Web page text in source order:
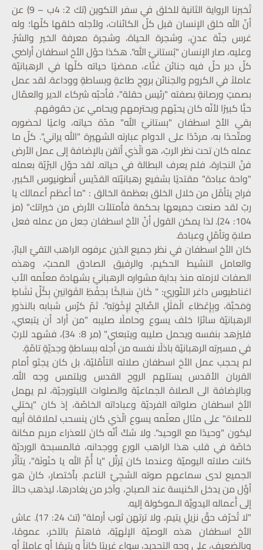
تُخبرنا الرواية الثانية للخلق في سفر التكوين (تك 2: 4ب – 9) عن
أنّ الله خلق الإنسان قبل كلّ الكائنات، ولأجله خلقها كلّها؛ وله
غرس جنّة عدنٍ، وشجرة الحياة، وشجرة معرفة الخير والشرّ.
وعليه، صار الإنسان "بُستانيّ الله". هكذا حوّل الأخ اسطفان أراضي
كلّ دير حلّ فيه جنائن غنّاء، ممضيًا حياته كلّها في الرهبانيّة
عاملاً في الكروم والجنائن بروحِ طاعةٍ وبساطةٍ ووداعة. لقد عمل
بصمتٍ ورصانةٍ بصفته "رئيس حقلة"، فأحبّه شركاء الدير والعمّال
حبًّا كبيرًا لأنّه كان يحبّهم ويحترمهم ويحامي عن حقوقهم.
بقي الأخ اسطفان "بستانيّ الله" مدّة حياته، واعيًا لحضوره
ومتّحدًا به، مردّدًا على الدوام عبارته الشهيرة "الله يراني". كلّ ما
عمله كان تحت نظر الربّ، هو الّذي أتقن بالإضافة إلى عمل الأرض
فنّ النجارة، فلم يعرف البطالة في حياته. لقد حوّل البرّيّة بعمله
"واحة عبادة" مقتديًا بشفيع رهبانيّته القدّيس أنطونيوس الكبير،
فراح يتأمّل من خلال الخلق بعظمة الخالق : "ما أعظم أعمالك يا
ربّ لقد صنعت جميعها بحكمة فٱمتلأت الأرض من خيراتك" (مز
104: 24). لذا يمكن القول أنّ الأخ اسطفان جعل من عمله فعل
صلاةٍ وتأمّلٍ وعبادة.
كان الأخ اسطفان في نظر جميع الذين عرفوه الراهب التقيّ البارّ،
والعامل النشيط الحكيم، والرفيق الصادق المحبّ، وهذه
الصفات لازمته منذ بداية مشواره الرهبانيّ بشهادة معلّمه الأب
اغناطيوس داغر التنّوريّ: " كَانَ سَالِكًا بِحِفْظِ القَوَانِينِ بِكُلِّ نَشَاطٍ
وَمَحَبَّة، وبِإِعْطَاءِ الْمَثَلِ الصَّالِحِ لِإِخْوَتِهِ". ثمّ كرّس شبابه بالنذور
الرهبانيّة سائرًا خلف يسوع وحاملًا صليبه "من أراد أن يتبعني،
فليزهد بنفسه ويحمل صليبه ويتبعني" (مر 8: 34)، فشهد للربّ
في مسيرته الرهبانيّة باذلًا نفسه من أجله ببساطةٍ وجديّةٍ تامّةٍ.
لم يحجب عمل الأخ اسطفان صلاته التأمّليّة، بل كان يجثو أمام
القربان الأقدس يستلهم الروح القدس ويلتمس وجه الله.
وبالإضافة الى الصلاة الجماعيّة والصلوات الليتورجيّة، لم يهمل
الأخ اسطفان صلواته الفرديّة وعباداته الخاصّة، إذ كان "يختلي
للصلاة" على مثال معلّمه يسوع الّذي كان ينسحب لملاقاة أبيه
ليكون "وحيدًا مع الوحيد". ولا شكّ أنّه كانَ للعذراء مريم مكانة
خاصّة في قلب هذا الراهب الورع ووجدانه، فالمسبحة الورديّة
كانت صلاته اليوميّة وعندما كان يُرتِّل "يا أُمَّ الله يا حَنُونَة"، يتأثّر
الجميع لدى سماعهم صوته الشجِيَّ الناعم. بٱختصار، كانَ هو
أوَّل من يدخل الكنيسة عند الصباح، وآخِر من يغادرها، ليذهب حالاً
إلى أَعماله اليدويَّة الـموكولة إليه.
"لا تُحرّف حقّ نزيلٍ يتيم، ولا ترتهن ثوب أرملة" (تث 24: 17). عاش
الأخ اسطفان هذه الوصيّة الإلٰهيّة، فاهتمّ بالآخر، عمومًا،
وبالضعيف، على وجه التحديد، سواء غريبًا كانأ و يتيمًا أو عاملاً أو